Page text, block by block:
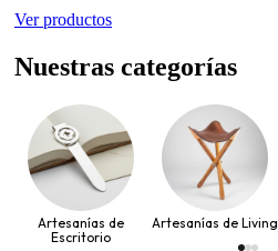
Ver productos
Nuestras categorías
Artesanías de
Escritorio
Artesanías de Living